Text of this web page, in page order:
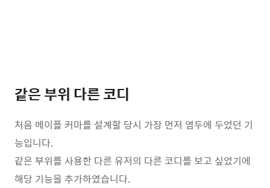
같은 부위 다른 코디
처음 메이플 커마를 설계할 당시 가장 먼저 염두에 두었던 기
능입니다.
같은 부위를 사용한 다른 유저의 다른 코디를 보고 싶었기에
해당 기능을 추가하였습니다.